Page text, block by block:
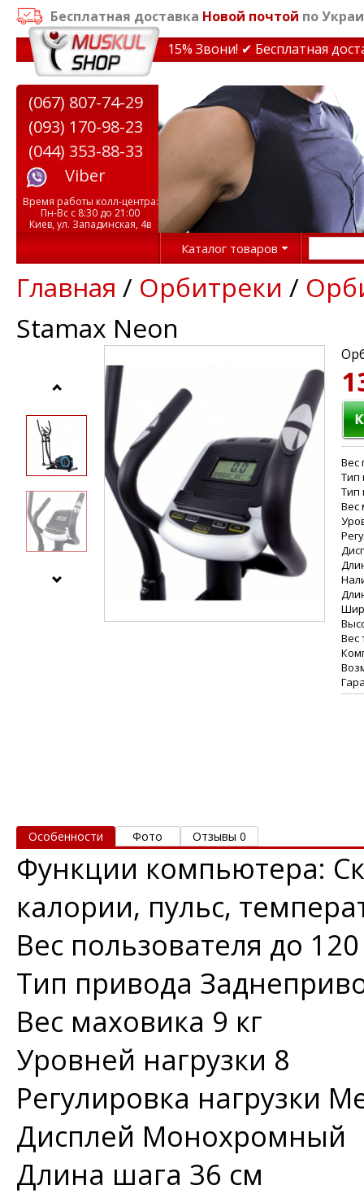
Бесплатная доставка Новой почтой по
на тренажеры до 15% Звони! ✔ Бесплатная
(067) 807-74-29
(093) 170-98-23
(044) 353-88-33
Viber
Время работы колл-центра:
Пн-Вс с 8:30 до 21:00
Киев, ул. Западинская, 4в
Каталог товаров
Главная / Орбитреки /
Stamax Neon
Вес
Тип
Тип
Вес
Вес
Особенности Фото Отзывы 0
Функции компьютера:
калории, пульс,
Вес пользователя до
Тип привода
Вес маховика 9 кг
Уровней нагрузки 8
Регулировка нагрузки
Дисплей Монохромный
Длина шага 36 см